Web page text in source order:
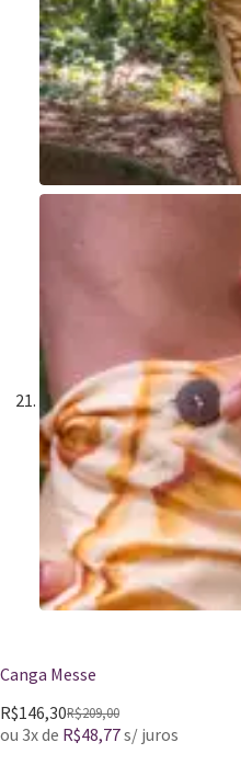
Canga Messe
R$209,00
R$146,30
ou 3x de R$48,77s/ juros